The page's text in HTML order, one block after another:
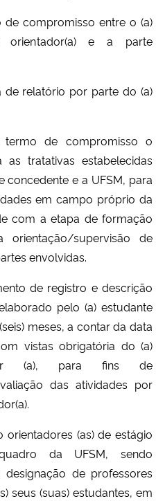
compromisso entre o (a)
orientador(a) e a parte
relatório por parte do (a)
termo de compromisso o
tratativas estabelecidas
concedente e a UFSM, para
em campo próprio da
com a etapa de formação
supervisão de
envolvidas.
de registro e descrição
pelo (a) estudante
meses, a contar da data
vistas obrigatória do (a)
(a), para fins de
das atividades por
(as) de estágio
da UFSM, sendo
de professores
seus (suas) estudantes, em